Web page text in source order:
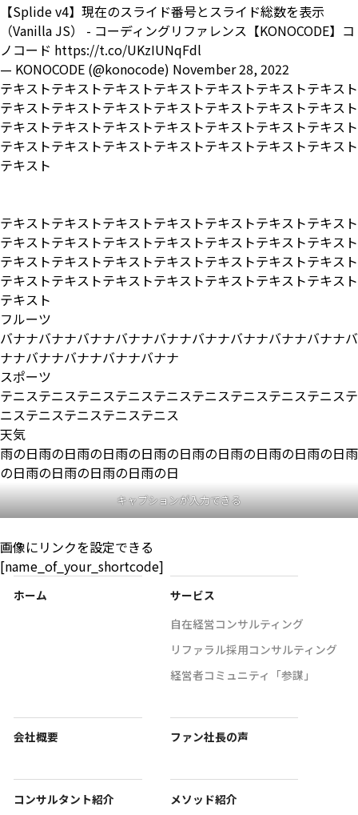
【Splide v4】現在のスライド番号とスライド総数を表示
（Vanilla JS） - コーディングリファレンス【KONOCODE】コ
ノコード https://t.co/UKzIUNqFdl
— KONOCODE (@konocode) November 28, 2022
テキストテキストテキストテキストテキストテキストテキスト
テキストテキストテキストテキストテキストテキストテキスト
テキストテキストテキストテキストテキストテキストテキスト
テキストテキストテキストテキストテキストテキストテキスト
テキスト
テキストテキストテキストテキストテキストテキストテキスト
テキストテキストテキストテキストテキストテキストテキスト
テキストテキストテキストテキストテキストテキストテキスト
テキストテキストテキストテキストテキストテキストテキスト
テキスト
フルーツ
バナナバナナバナナバナナバナナバナナバナナバナナバナナバ
ナナバナナバナナバナナバナナ
スポーツ
テニステニステニステニステニステニステニステニステニステ
ニステニステニステニステニス
天気
雨の日雨の日雨の日雨の日雨の日雨の日雨の日雨の日雨の日雨
の日雨の日雨の日雨の日雨の日
キャプションが入力できる
画像にリンクを設定できる
[name_of_your_shortcode]
ホーム
サービス
自在経営コンサルティング
リファラル採用コンサルティング
経営者コミュニティ「参謀」
会社概要 ファン社長の声
コンサルタント紹介 メソッド紹介